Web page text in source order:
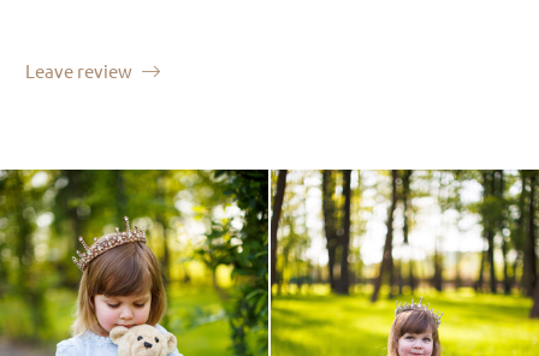
Leave review